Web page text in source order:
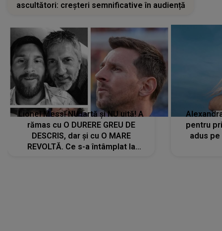
ascultători: creșteri semnificative în audiență
Lionel Messi NU iartă și NU uită! A
rămas cu O DURERE GREU DE
DESCRIS, dar și cu O MARE
REVOLTĂ. Ce s-a întâmplat la
pentru
adus